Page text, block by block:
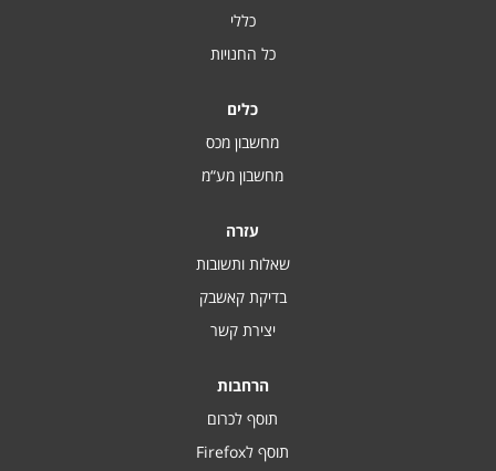
כללי
כל החנויות
כלים
מחשבון מכס
מחשבון מע“מ
עזרה
שאלות ותשובות
בדיקת קאשבק
יצירת קשר
הרחבות
תוסף לכרום
תוסף לFirefox